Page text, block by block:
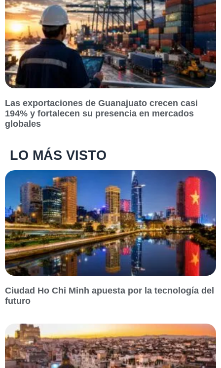
Las exportaciones de Guanajuato crecen casi
194% y fortalecen su presencia en mercados
globales
LO MÁS VISTO
Ciudad Ho Chi Minh apuesta por la tecnología del
futuro